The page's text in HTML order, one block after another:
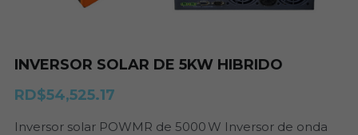
Sistema Eléctrico de Potencia
Desarrollo Modelos Gams
Nuestro Blog
Buscar
INVERSOR SOLAR DE 5KW HIBRIDO
RD$54,525.17
Inversor solar POWMR de 5000 W Inversor de onda